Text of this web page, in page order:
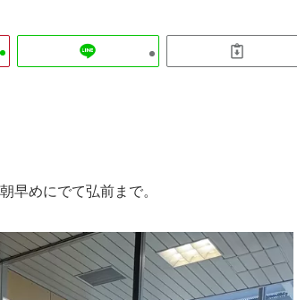
早めにでて弘前まで。